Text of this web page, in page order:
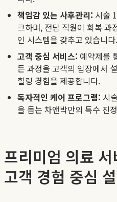
책임감 있는 사후관리: 시술
크하며, 전담 직원이 회복 과
인 시스템을 갖추고 있습니다.
고객 중심 서비스: 예약제를
든 과정을 고객의 입장에서
힐링 경험을 제공합니다.
독자적인 케어 프로그램: 시
을 돕는 차앤박만의 특수 진
프리미엄 의료
고객 경험 중심